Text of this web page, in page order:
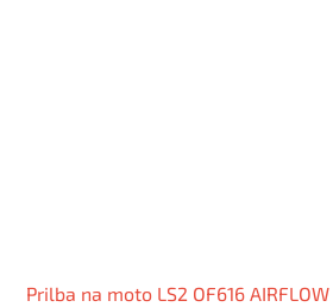
Prilba na moto LS2 OF616 AIRFLOW